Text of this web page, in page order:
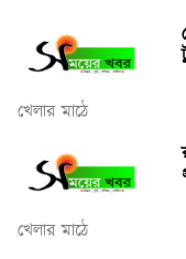
খেলার মাঠে
খেলার মাঠে